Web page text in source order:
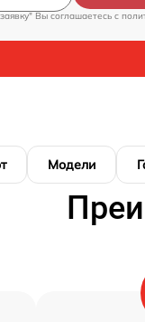
Вы соглашаетесь c
Модели